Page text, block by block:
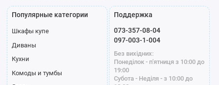
Популярные категории
Шкафы купе
Диваны
Кухни
Комоды и тумбы
Поддержка
073-357-08-04
097-003-1-004
Без вихідних:
Понеділок - п'ятниця з 10:00 до
19:00
Субота - Неділя - з 10:00 до